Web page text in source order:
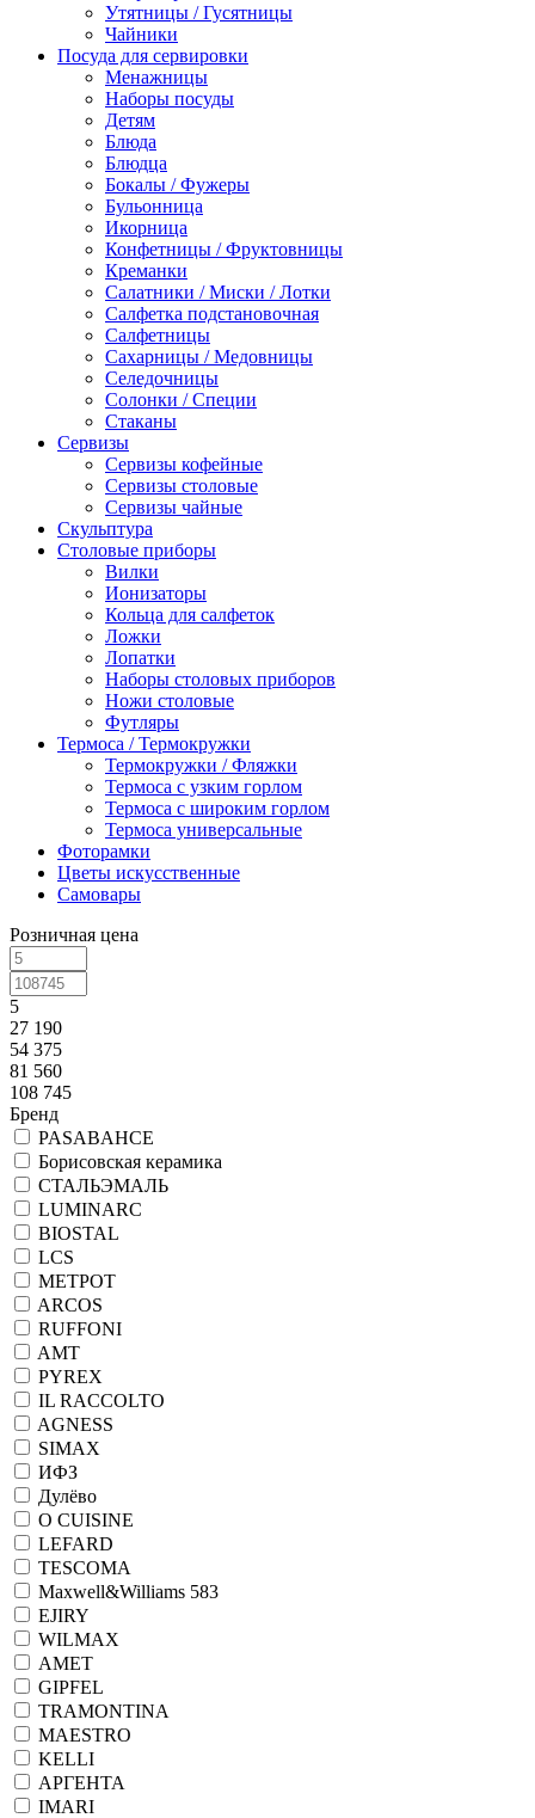
Утятницы / Гусятницы
Чайники
Посуда для сервировки
Менажницы
Наборы посуды
Детям
Блюда
Блюдца
Бокалы / Фужеры
Бульонница
Икорница
Конфетницы / Фруктовницы
Креманки
Салатники / Миски / Лотки
Салфетка подстановочная
Салфетницы
Сахарницы / Медовницы
Селедочницы
Солонки / Специи
Стаканы
Сервизы
Сервизы кофейные
Сервизы столовые
Сервизы чайные
Скульптура
Столовые приборы
Вилки
Ионизаторы
Кольца для салфеток
Ложки
Лопатки
Наборы столовых приборов
Ножи столовые
Футляры
Термоса / Термокружки
Термокружки / Фляжки
Термоса с узким горлом
Термоса с широким горлом
Термоса универсальные
Фоторамки
Цветы искусственные
Самовары
Розничная цена
5
27 190
54 375
81 560
108 745
Бренд
PASABAHCE
Борисовская керамика
СТАЛЬЭМАЛЬ
LUMINARC
BIOSTAL
LCS
МЕТРОТ
ARCOS
RUFFONI
AMT
PYREX
IL RACCOLTO
AGNESS
SIMAX
ИФЗ
Дулёво
O CUISINE
LEFARD
TESCOMA
Maxwell&Williams 583
EJIRY
WILMAX
АМЕТ
GIPFEL
TRAMONTINA
MAESTRO
KELLI
АРГЕНТА
IMARI